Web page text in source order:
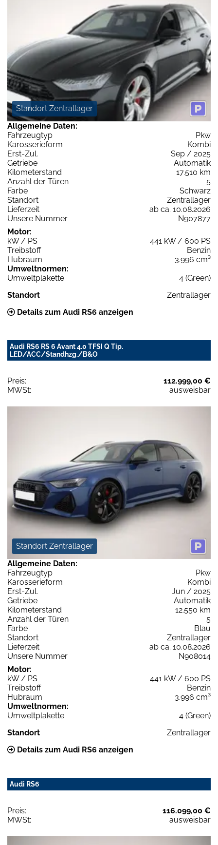
Standort Zentrallager
Allgemeine Daten:
Fahrzeugtyp
Pkw
Karosserieform
Kombi
Erst-Zul.
Sep / 2025
Getriebe
Automatik
Kilometerstand
17.510 km
Anzahl der Türen
5
Farbe
Schwarz
Standort
Zentrallager
Lieferzeit
ab ca. 10.08.2026
Unsere Nummer
N907877
Motor:
kW / PS
441 kW / 600 PS
Treibstoff
Benzin
Hubraum
3.996 cm³
Umweltnormen:
Umweltplakette
4 (Green)
Standort
Zentrallager
Details zum Audi RS6 anzeigen
Audi RS6 RS 6 Avant 4.0 TFSI Q Tip.
LED/ACC/Standhzg./B&O
Preis:
112.999,00 €
MWSt:
ausweisbar
Standort Zentrallager
Allgemeine Daten:
Fahrzeugtyp
Pkw
Karosserieform
Kombi
Erst-Zul.
Jun / 2025
Getriebe
Automatik
Kilometerstand
12.550 km
Anzahl der Türen
5
Farbe
Blau
Standort
Zentrallager
Lieferzeit
ab ca. 10.08.2026
Unsere Nummer
N908014
Motor:
kW / PS
441 kW / 600 PS
Treibstoff
Benzin
Hubraum
3.996 cm³
Umweltnormen:
Umweltplakette
4 (Green)
Standort
Zentrallager
Details zum Audi RS6 anzeigen
Audi RS6
Preis:
116.099,00 €
MWSt:
ausweisbar